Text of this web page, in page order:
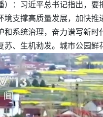
）：习近平总书记指出，
境支撑高质量发展，加快
系统治理，奋力谱写新时
苏、生机勃发。城市公园鲜